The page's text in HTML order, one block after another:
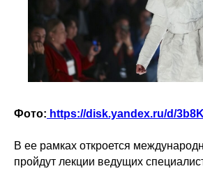
Фото: https://disk.yandex.ru/d/
В ее рамках откроется
пройдут лекции ведущих